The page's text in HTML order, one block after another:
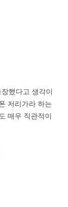
했다고 생각이
저리가라 하는
매우 직관적이